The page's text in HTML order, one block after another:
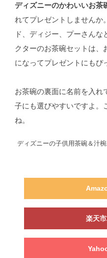
ディズニーのかわいいお茶
れてプレゼントしませんか
ド、ディジー、プーさん
クターのお茶碗セットは、
になってプレゼントにもぴ
お茶碗の裏面に名前を入れ
子にも選びやすいですよ。
ね。
ディズニーの子供用茶碗＆汁椀
楽天